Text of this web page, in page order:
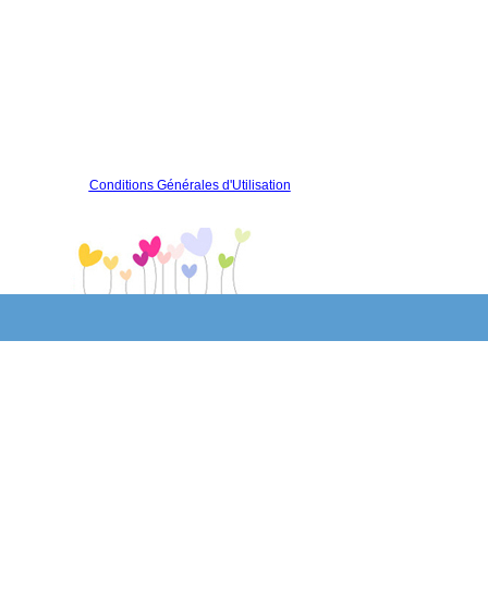
Conditions Générales d'Utilisation